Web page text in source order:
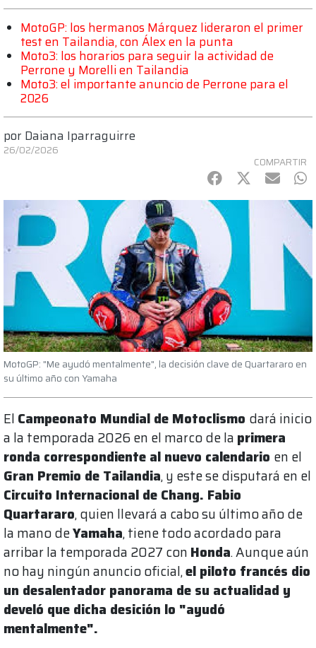
MotoGP: los hermanos Márquez lideraron el primer
test en Tailandia, con Álex en la punta
Moto3: los horarios para seguir la actividad de
Perrone y Morelli en Tailandia
Moto3: el importante anuncio de Perrone para el
2026
por Daiana Iparraguirre
26/02/2026
COMPARTIR
Facebook
Twitter
mail
MotoGP: "Me ayudó mentalmente", la decisión clave de Quartararo en
su último año con Yamaha
El Campeonato Mundial de Motoclismo dará inicio
a la temporada 2026 en el marco de la primera
ronda correspondiente al nuevo calendario en el
Gran Premio de Tailandia, y este se disputará en el
Circuito Internacional de Chang. Fabio
Quartararo, quien llevará a cabo su último año de
la mano deYamaha, tiene todo acordado para
arribar la temporada 2027 con Honda. Aunque aún
no hay ningún anuncio oficial,el piloto francés dio
un desalentador panorama de su actualidad y
develó que dicha desición lo "ayudó
mentalmente".